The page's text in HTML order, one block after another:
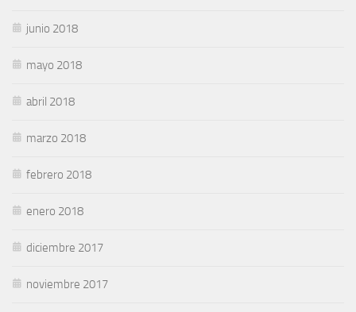
junio 2018
mayo 2018
abril 2018
marzo 2018
febrero 2018
enero 2018
diciembre 2017
noviembre 2017